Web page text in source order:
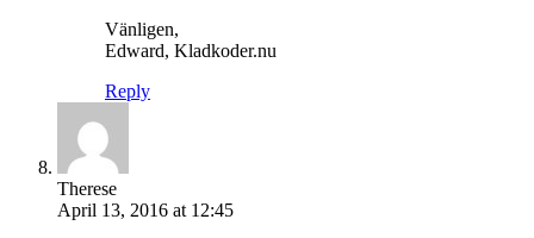
Vänligen,
Edward, Kladkoder.nu
Reply
Therese
April 13, 2016 at 12:45